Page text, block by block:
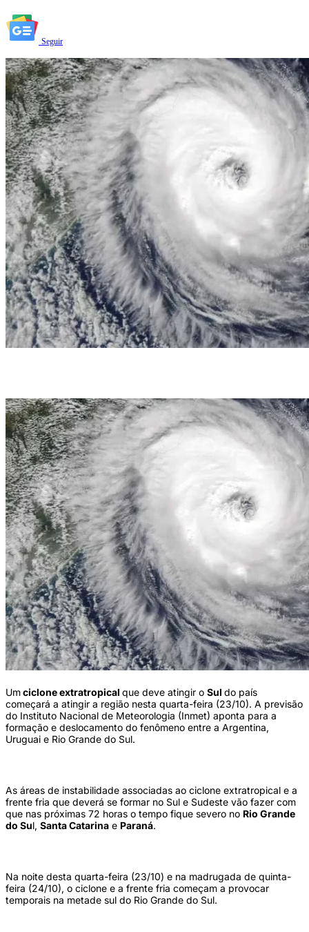
Seguir
Umciclone extratropical que deve atingir o Sul do país
começará a atingir a região nesta quarta-feira (23/10). A previsão
do Instituto Nacional de Meteorologia (Inmet) aponta para a
formação e deslocamento do fenômeno entre a Argentina,
Uruguai e Rio Grande do Sul.
As áreas de instabilidade associadas ao ciclone extratropical e a
frente fria que deverá se formar no Sul e Sudeste vão fazer com
que nas próximas 72 horas o tempo fique severo no Rio Grande
do Sul, Santa Catarina e Paraná.
Na noite desta quarta-feira (23/10) e na madrugada de quinta-
feira (24/10), o ciclone e a frente fria começam a provocar
temporais na metade sul do Rio Grande do Sul.